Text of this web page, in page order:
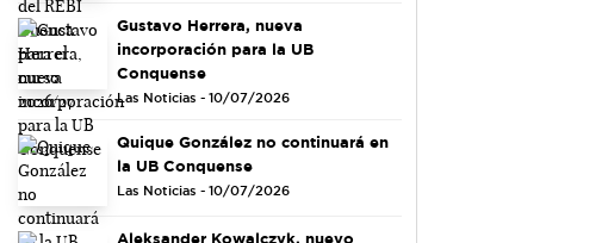
Gustavo Herrera, nueva
incorporación para la UB
Conquense
Las Noticias - 10/07/2026
Quique González no continuará en
la UB Conquense
Las Noticias - 10/07/2026
Aleksander Kowalczyk, nuevo